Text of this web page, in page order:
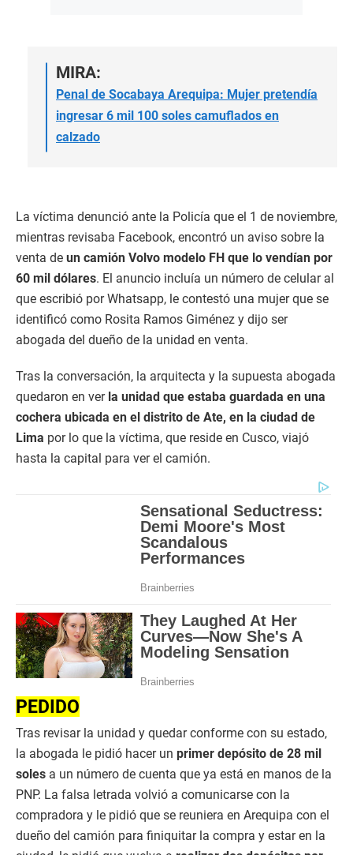
MIRA:
Penal de Socabaya Arequipa: Mujer pretendía
ingresar 6 mil 100 soles camuflados en
calzado
La víctima denunció ante la Policía que el 1 de noviembre,
mientras revisaba Facebook, encontró un aviso sobre la
venta de un camión Volvo modelo FH que lo vendían por
60 mil dólares. El anuncio incluía un número de celular al
que escribió por Whatsapp, le contestó una mujer que se
identificó como Rosita Ramos Giménez y dijo ser
abogada del dueño de la unidad en venta.
Tras la conversación, la arquitecta y la supuesta abogada
quedaron en ver la unidad que estaba guardada en una
cochera ubicada en el distrito de Ate, en la ciudad de
Lima por lo que la víctima, que reside en Cusco, viajó
hasta la capital para ver el camión.
PEDIDO
Tras revisar la unidad y quedar conforme con su estado,
la abogada le pidió hacer un primer depósito de 28 mil
soles a un número de cuenta que ya está en manos de la
PNP. La falsa letrada volvió a comunicarse con la
compradora y le pidió que se reuniera en Arequipa con el
dueño del camión para finiquitar la compra y estar en la